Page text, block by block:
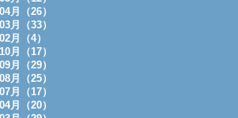
月（26）
月（33）
月（4）
月（17）
月（29）
月（25）
月（17）
月（20）